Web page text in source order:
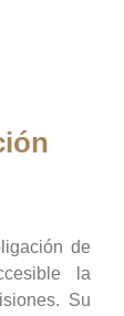
de
la
Su